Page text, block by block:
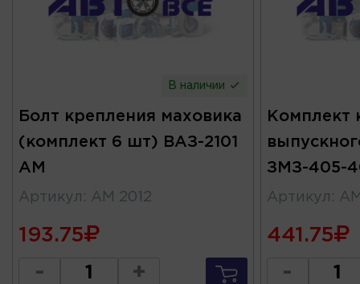
В наличии
Болт крепления маховика
(комплект 6 шт) ВАЗ-2101
АМ
Артикул : АМ 2012
193.75
- +
Комплект
ЗМЗ-405-
Артикул :
441.75
-